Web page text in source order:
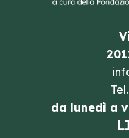
Tel.
da lunedì a